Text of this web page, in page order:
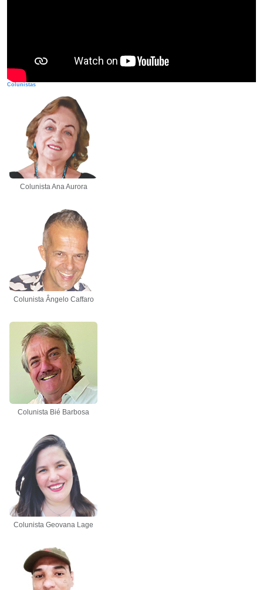
Colunistas
Colunista Ana Aurora
Colunista Ângelo Caffaro
Colunista Bié Barbosa
Colunista Geovana Lage